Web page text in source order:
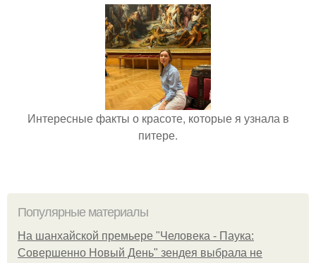
Интересные факты о красоте, которые я узнала в
питере.
Популярные материалы
На шанхайской премьере "Человека - Паука:
Совершенно Новый День" зендея выбрала не